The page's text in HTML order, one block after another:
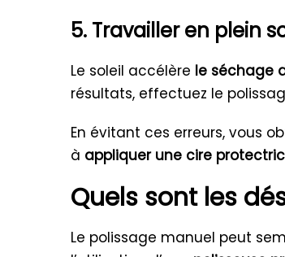
5. Travailler en plein
Le soleil accélère le séchage
résultats, effectuez le
En évitant ces erreurs, vous
à appliquer une cire
Quels sont les
Le polissage manuel peut